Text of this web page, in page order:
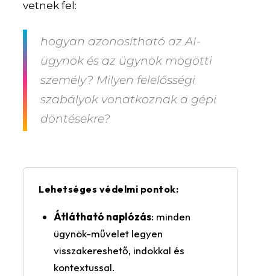
vetnek fel:
hogyan azonosítható az AI-
ügynök és az ügynök mögötti
személy? Milyen felelősségi
szabályok vonatkoznak a gépi
döntésekre?
Lehetséges védelmi pontok:
Átlátható naplózás: minden
ügynök-művelet legyen
visszakereshető, indokkal és
kontextussal.